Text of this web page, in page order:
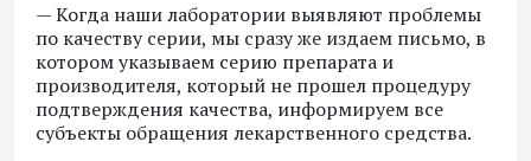
— Когда наши лаборатории выявляют проблемы
по качеству серии, мы сразу же издаем письмо, в
котором указываем серию препарата и
производителя, который не прошел процедуру
подтверждения качества, информируем все
субъекты обращения лекарственного средства.